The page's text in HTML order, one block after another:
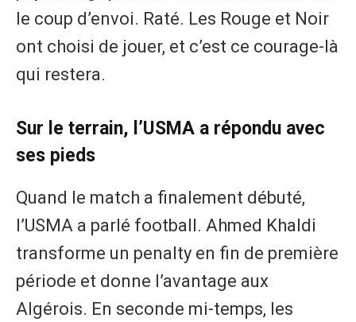
le coup d’envoi. Raté. Les Rouge et Noir
ont choisi de jouer, et c’est ce courage-là
qui restera.
Sur le terrain, l’USMA a répondu avec
ses pieds
Quand le match a finalement débuté,
l’USMA a parlé football. Ahmed Khaldi
transforme un penalty en fin de première
période et donne l’avantage aux
Algérois. En seconde mi-temps, les